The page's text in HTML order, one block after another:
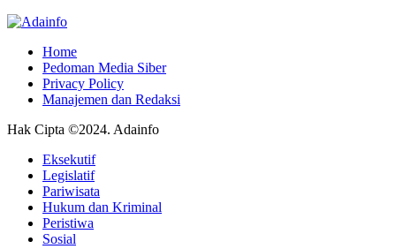
Home
Pedoman Media Siber
Privacy Policy
Manajemen dan Redaksi
Hak Cipta ©2024. Adainfo
Eksekutif
Legislatif
Pariwisata
Hukum dan Kriminal
Peristiwa
Sosial